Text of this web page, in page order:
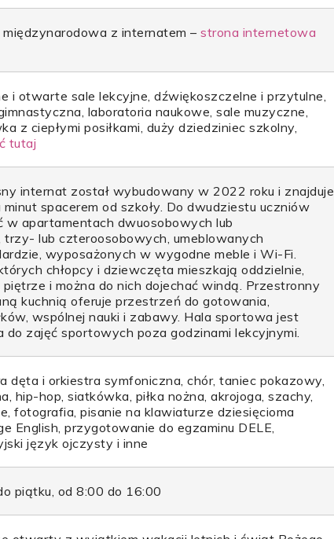
z internatem – strona internetowa
i otwarte sale lekcyjne, dźwiękoszczelne i przytulne,
laboratoria naukowe, sale muzyczne,
z ciepłymi posiłkami, duży dziedziniec szkolny,
tutaj
internat został wybudowany w 2022 roku i znajduje
spacerem od szkoły. Do dwudziestu uczniów
w apartamentach dwuosobowych lub
trzy- lub czteroosobowych, umeblowanych
wyposażonych w wygodne meble i Wi-Fi.
chłopcy i dziewczęta mieszkają oddzielnie,
piętrze i można do nich dojechać windą. Przestronny
kuchnią oferuje przestrzeń do gotowania,
wspólnej nauki i zabawy. Hala sportowa jest
do zajęć sportowych poza godzinami lekcyjnymi.
dęta i orkiestra symfoniczna, chór, taniec pokazowy,
hip-hop, siatkówka, piłka nożna, akrojoga, szachy,
fotografia, pisanie na klawiaturze dziesięcioma
English, przygotowanie do egzaminu DELE,
język ojczysty i inne
piątku, od 8:00 do 16:00